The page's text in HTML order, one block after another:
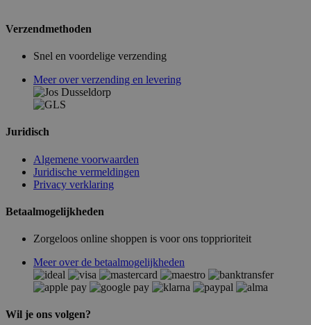
Verzendmethoden
Snel en voordelige verzending
Meer over verzending en levering
Juridisch
Algemene voorwaarden
Juridische vermeldingen
Privacy verklaring
Betaalmogelijkheden
Zorgeloos online shoppen is voor ons topprioriteit
Meer over de betaalmogelijkheden
Wil je ons volgen?